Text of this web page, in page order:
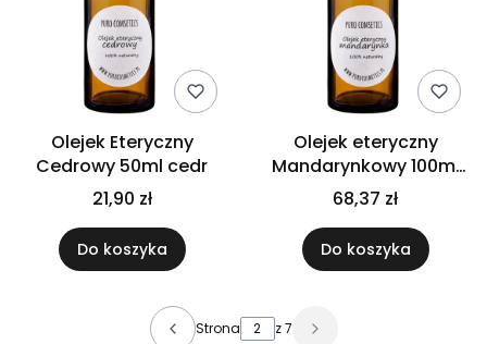
Olejek Eteryczny
Cedrowy 50ml cedr
21,90 zł
Do koszyka
Olejek eteryczny
Mandarynkowy 100ml
Mandarynka
68,37 zł
Do koszyka
Strona z 7